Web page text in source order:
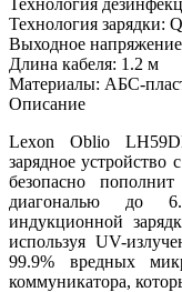
Технология зарядки:
Выходное
Длина кабеля: 1.2 м
Материалы: АБС-
Описание
Lexon Oblio
зарядное
безопасно
диагональю до
индукционной
используя UV-
99.9% вредных
коммуникатора,